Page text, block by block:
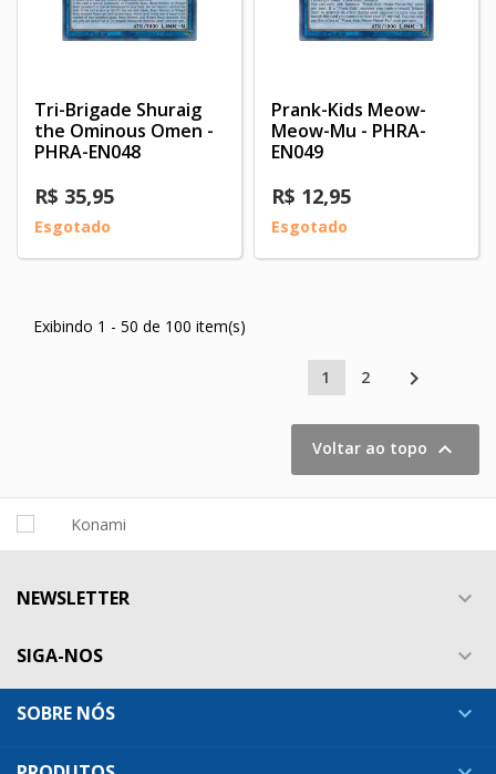
Tri-Brigade Shuraig
the Ominous Omen -
PHRA-EN048
R$ 35,95
Esgotado
Prank-Kids Meow-
Meow-Mu - PHRA-
EN049
R$ 12,95
Esgotado
Exibindo 1 - 50 de 100 item(s)
1 2 
Voltar ao topo 
NEWSLETTER 
SIGA-NOS 
SOBRE NÓS 